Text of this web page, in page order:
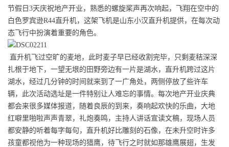
节假日3天庆祝地产开业，熟悉的螺旋桨声再次响起，飞翔在空中的
白色罗宾逊R44直升机，这架飞机是山东小汉直升机提供，在每次动
态飞行中扮演着重要的角色。
直升机飞过空旷的麦地，此时麦子早已经收割完毕，只剩麦秸深深
扎根于地下，一望无垠的田野旁边有一片是湖水，直升机跨过这片
湖水，经过几分钟的时间就来到了一广角处，两侧停放了些许车
辆，此次活动选址是一件特别让人难忘的事情。每次地产开业庆典
都会来很多媒体报道，随着良辰的到来，奏响起欢快的乐曲，大地
红噼里啪啦声声青翠，礼炮奏鸣，主持人讲话宣读文稿，现场人员
都安静的听着每字每句，直升机好比雕刻的石像，在未升空时许多
孩童都视他为一种现场的猎鹰，待飞行之时就如那雄鹰展翅，生发